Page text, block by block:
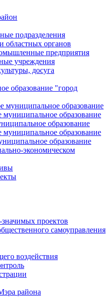
подразделения
областных органов
предприятия
учреждения
досуга
образование "город
муниципальное образование
муниципальное образование
образование
муниципальное образование
образование
экономическом
проектов
самоуправления
воздействия
района